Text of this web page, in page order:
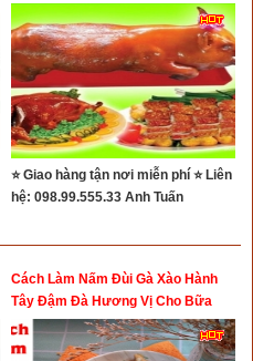
⭐ Giao hàng tận nơi miễn phí ⭐ Liên
hệ: 098.99.555.33 Anh Tuấn
Cách Làm Nấm Đùi Gà Xào Hành
Tây Đậm Đà Hương Vị Cho Bữa
Cơm Chay